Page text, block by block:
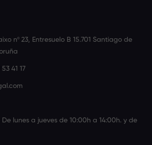
nº 23, Entresuelo B 15.701 Santiago de
41 17
De lunes a jueves de 10:00h a 14:00h. y de